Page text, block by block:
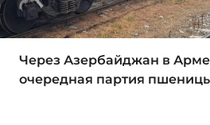
Через Азербайджан в
очередная партия